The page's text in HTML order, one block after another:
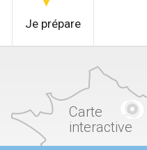
Je prépare
Carte
interactive